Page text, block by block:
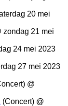
20 mei
21 mei
24 mei 2023
27 mei 2023
@
(Concert) @